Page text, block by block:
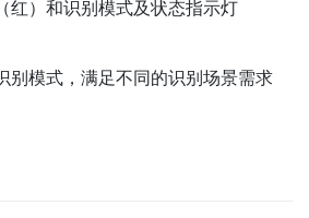
红）和识别模式及状态指示灯
别模式，满足不同的识别场景需求